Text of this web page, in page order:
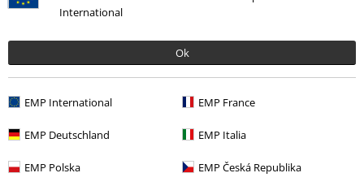
International
Ok
EMP International EMP France
EMP Deutschland EMP Italia
EMP Polska EMP Česká Republika